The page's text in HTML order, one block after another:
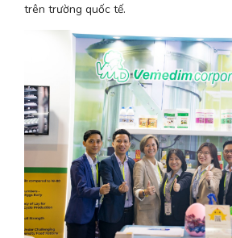
trên trường quốc tế.